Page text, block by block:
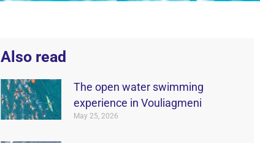
Also read
The open water swimming
experience in Vouliagmeni
May 25, 2026